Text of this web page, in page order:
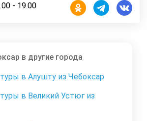
- 19.00
в другие города
в Алушту из Чебоксар
в Великий Устюг из